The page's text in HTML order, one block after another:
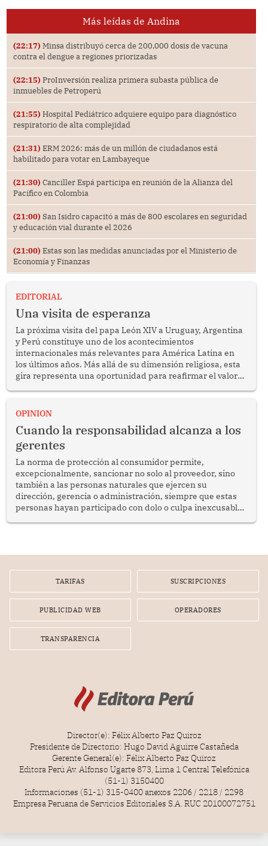
Más leídas de Andina
(22:17) Minsa distribuyó cerca de 200,000 dosis de vacuna
contra el dengue a regiones priorizadas
(22:15) ProInversión realiza primera subasta pública de
inmuebles de Petroperú
(21:55) Hospital Pediátrico adquiere equipo para diagnóstico
respiratorio de alta complejidad
(21:31) ERM 2026: más de un millón de ciudadanos está
habilitado para votar en Lambayeque
(21:30) Canciller Espá participa en reunión de la Alianza del
Pacífico en Colombia
(21:00) San Isidro capacitó a más de 800 escolares en seguridad
y educación vial durante el 2026
(21:00) Estas son las medidas anunciadas por el Ministerio de
Economía y Finanzas
EDITORIAL
Una visita de esperanza
La próxima visita del papa León XIV a Uruguay, Argentina
y Perú constituye uno de los acontecimientos
internacionales más relevantes para América Latina en
los últimos años. Más allá de su dimensión religiosa, esta
gira representa una oportunidad para reafirmar el valor
enfrenta desafíos en materia de desarrollo, cohesión
OPINION
Cuando la responsabilidad alcanza a los
gerentes
La norma de protección al consumidor permite,
excepcionalmente, sancionar no solo al proveedor, sino
también a las personas naturales que ejercen su
dirección, gerencia o administración, siempre que estas
personas hayan participado con dolo o culpa inexcusable
por la frustrada realización de un meet and greet con
TARIFAS SUSCRIPCIONES
PUBLICIDAD WEB OPERADORES
TRANSPARENCIA
Director(e): Félix Alberto Paz Quiroz
Presidente de Directorio: Hugo David Aguirre Castañeda
Gerente General(e): Félix Alberto Paz Quiroz
Editora Perú Av. Alfonso Ugarte 873, Lima 1 Central Telefónica
(51-1) 3150400
Informaciones (51-1) 315-0400 anexos 2206 / 2218 / 2298
Empresa Peruana de Servicios Editoriales S.A. RUC 20100072751